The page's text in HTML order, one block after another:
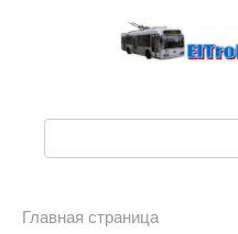
Главная страница